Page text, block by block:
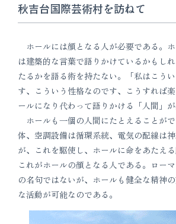
秋吉台国際芸術村を訪ねて
ホールには顔となる人が必要である。
は建築的な言葉で語りかけているかもし
たるかを語る術を持たない。「私はこう
す、こういう性格なのです、こうすれば
ールになり代わって語りかける「人間」が
ホールも一個の人間にたとえることが
体、空調設備は循環系統、電気の配線は
が、これを駆使し、ホールに命をあたえる
これがホールの顔となる人である。ロー
の名句ではないが、ホールも健全な精神
な活動が可能なのである。